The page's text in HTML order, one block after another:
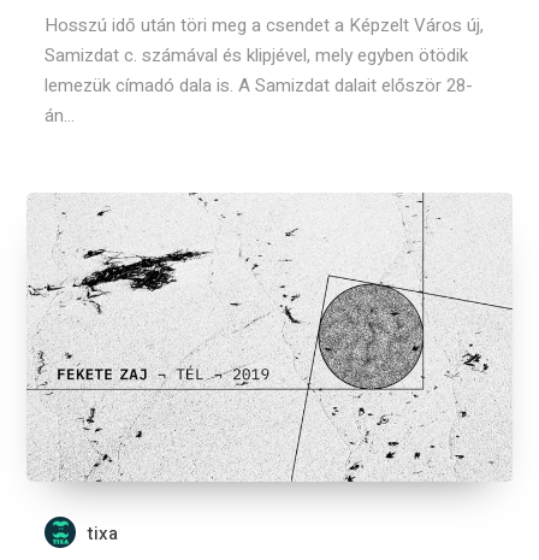
Hosszú idő után töri meg a csendet a Képzelt Város új,
Samizdat c. számával és klipjével, mely egyben ötödik
lemezük címadó dala is. A Samizdat dalait először 28-
án...
tixa